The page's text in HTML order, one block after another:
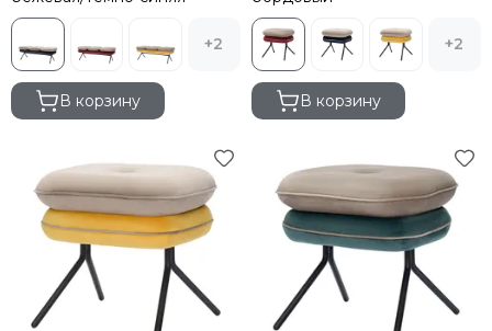
+2
В корзину
+2
В корзину